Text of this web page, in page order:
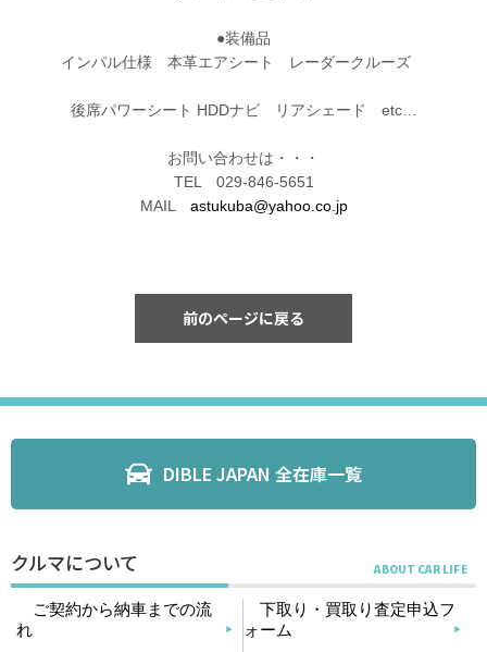
●装備品
インパル仕様 本革エアシート レーダークルーズ
後席パワーシート HDDナビ リアシェード etc…
お問い合わせは・・・
TEL 029-846-5651
MAIL astukuba@yahoo.co.jp
前のページに戻る
DIBLE JAPAN 全在庫一覧
クルマについて
ご契約から納車までの流
れ
下取り・買取り査定申込フ
ォーム